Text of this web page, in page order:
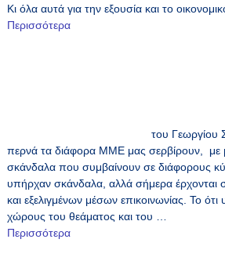
Κι όλα αυτά για την εξουσία και το
Περισσότερα
του Γεωργίου Σ.
περνά τα διάφορα ΜΜΕ μας σερβίρουν, με
σκάνδαλα που συμβαίνουν σε διάφορους
υπήρχαν σκάνδαλα, αλλά σήμερα έρχονται
και εξελιγμένων μέσων επικοινωνίας. Το
χώρους του θεάματος και του …
Περισσότερα